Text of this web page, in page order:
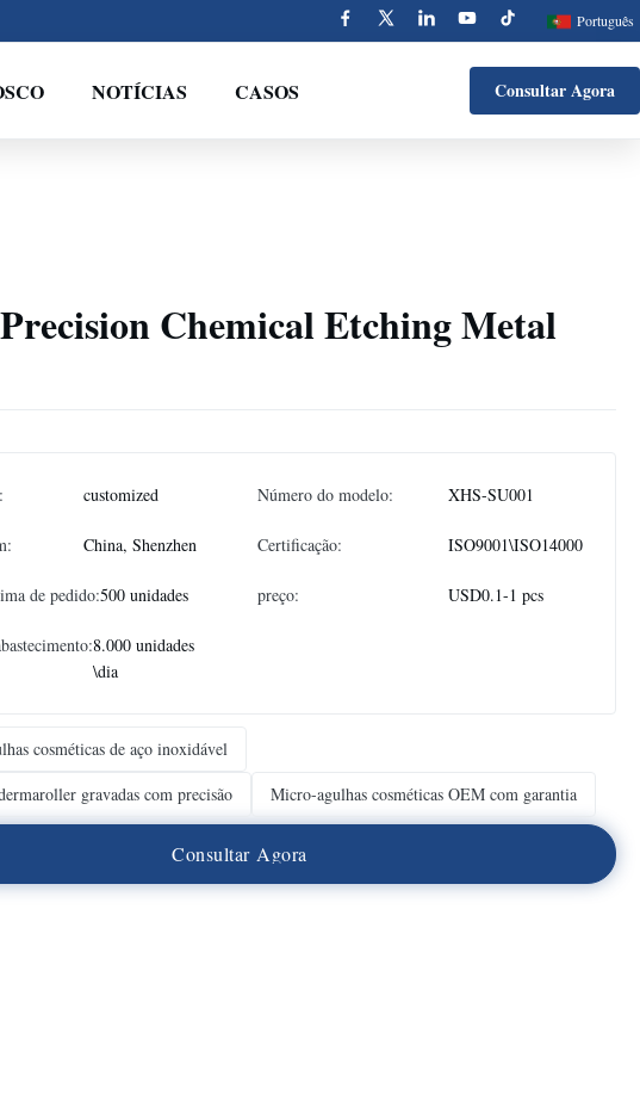
Português
NOTÍCIAS CASOS Consultar Agora
Chemical Etching Metal
customized Número do modelo: XHS-SU001
China, Shenzhen Certificação: ISO9001\ISO14000
de pedido:500 unidades preço: USD0.1-1 pcs
8.000 unidades
\dia
cosméticas de aço inoxidável
gravadas com precisão
Micro-agulhas cosméticas OEM com garantia
Consultar Agora